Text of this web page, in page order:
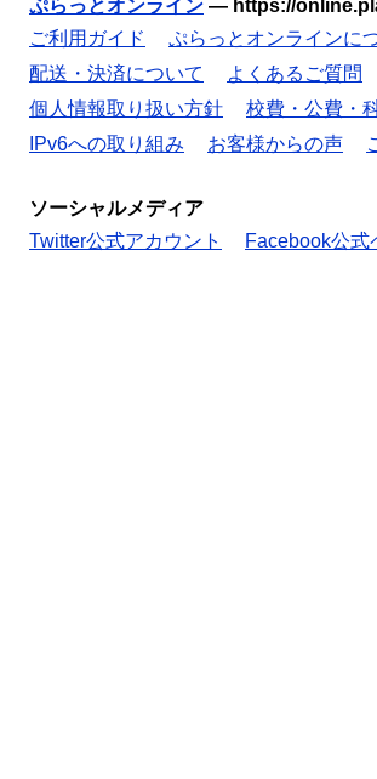
ぷらっとオンライン — https://
ご利用ガイド
ぷらっとオンラインに
配送・決済について
よくあるご質問
個人情報取り扱い方針
校費・公費・
IPv6への取り組み
お客様からの声
ソーシャルメディア
Twitter公式アカウント
Facebook公式